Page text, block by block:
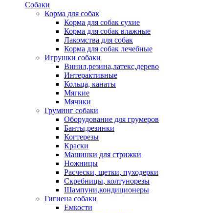
Собаки
Корма для собак
Корма для собак сухие
Корма для собак влажные
Лакомства для собак
Корма для собак лечебные
Игрушки собаки
Винил,резина,латекс,дерево
Интерактивные
Кольца, канаты
Мягкие
Мячики
Груминг собаки
Оборудование для грумеров
Банты,резинки
Когтерезы
Краски
Машинки для стрижки
Ножницы
Расчески, щетки, пуходерки
Скребницы, колтунорезы
Шампуни,кондиционеры
Гигиена собаки
Емкости